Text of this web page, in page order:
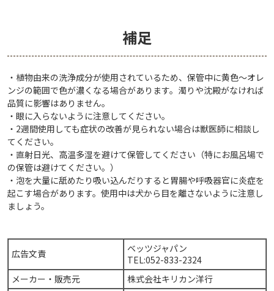
補足
・植物由来の洗浄成分が使用されているため、保管中に黄色～オレ
ンジの範囲で色が濃くなる場合があります。濁りや沈殿がなければ
品質に影響はありません。
・眼に入らないように注意してください。
・2週間使用しても症状の改善が見られない場合は獣医師に相談し
てください。
・直射日光、高温多湿を避けて保管してください（特にお風呂場で
の保管は避けてください。）
・泡を大量に舐めたり吸い込んだりすると胃腸や呼吸器官に炎症を
起こす場合があります。使用中は犬から目を離さないように注意し
ましょう。
広告文責
ベッツジャパン
TEL:052-833-2324
メーカー・販売元
株式会社キリカン洋行